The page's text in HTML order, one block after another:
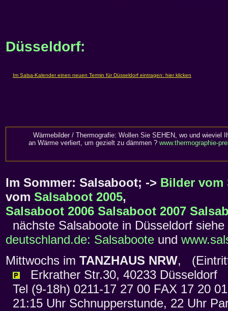
Düsseldorf:
Wärmebilder / Thermografie: Wollen Sie SEHEN, wo und wieviel
an Wärme verliert, um gezielt zu dämmen ? www.thermographie-
Im Sommer: Salsaboot; -> Bilder vom
vom Salsaboot 2005,
Salsaboot 2006 Salsaboot 2007
nächste Salsaboote in Düsseldorf siehe
deutschland.de: Salsaboote und
Mittwochs im TANZHAUS NRW,
Erkrather Str.30, 40233 Düsseldorf
Tel (9-18h) 0211-17 27 00 FAX 17 20
21:15 Uhr Schnupperstunde, 22 Uhr